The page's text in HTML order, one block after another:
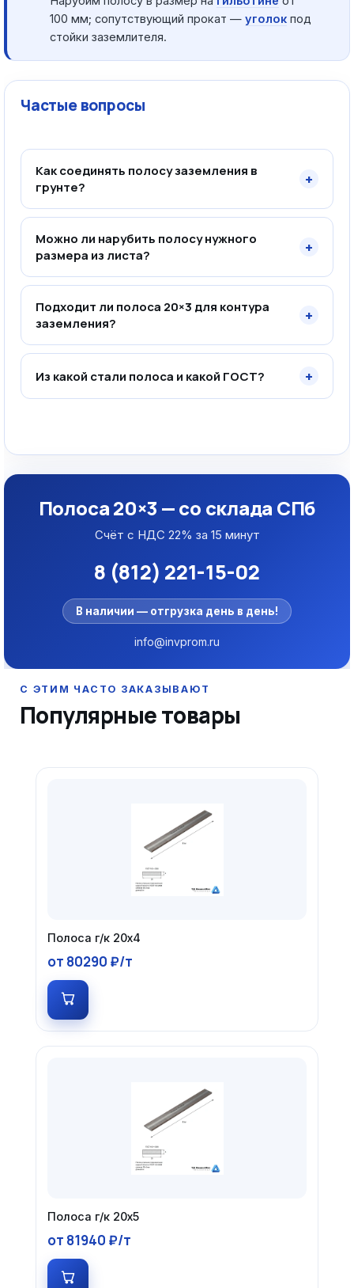
100 мм; сопутствующий прокат — уголок под
стойки заземлителя.
Частые вопросы
Как соединять полосу заземления в
грунте?
+
Можно ли нарубить полосу нужного
размера из листа?
+
Подходит ли полоса 20×3 для контура
заземления?
+
Из какой стали полоса и какой ГОСТ? +
Полоса 20×3 — со склада СПб
Счёт с НДС 22% за 15 минут
8 (812) 221-15-02
В наличии — отгрузка день в день!
info@invprom.ru
Популярные товары
Полоса г/к 20х4
от 80290 ₽/т
Полоса г/к 20х5
от 81940 ₽/т